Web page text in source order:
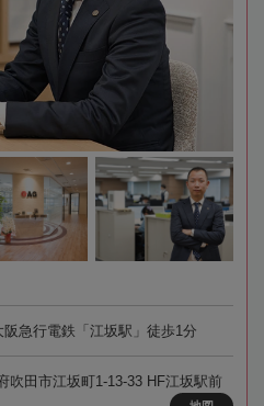
急行電鉄「江坂駅」徒歩1分
吹田市江坂町1-13-33 HF江坂駅前